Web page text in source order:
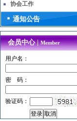
协会工作
通知公告
会员中心 |Member
用户名：
密 码：
验证码：